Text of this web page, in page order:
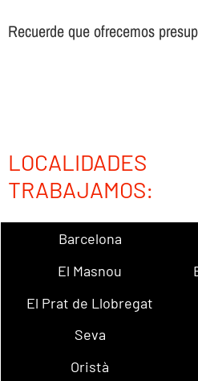
Recuerde que ofrecemos
TRABAJAMOS:
Barcelona
El Masnou
El Prat de Llobregat
Seva
Oristà